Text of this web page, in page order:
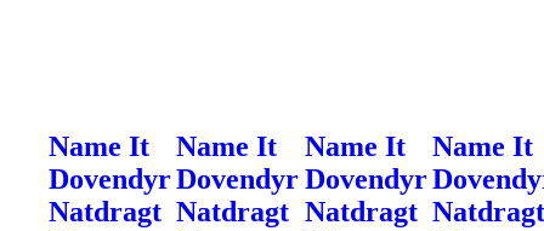
Name It
Dovendyr
Natdragt
Name It
Dovendyr
Natdragt
Name It
Dovendyr
Natdragt
Name It